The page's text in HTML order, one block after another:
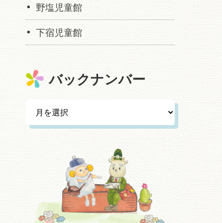
野塩児童館
下宿児童館
バックナンバー